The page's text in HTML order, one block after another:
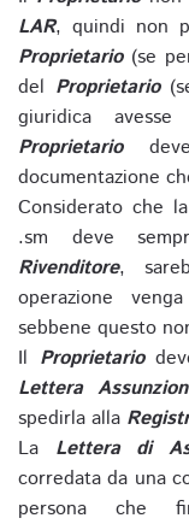
LAR, quindi non
Proprietario(se
del Proprietario
giuridica
Proprietario
documentazione
Considerato che
.sm deve
Rivenditore,
operazione
sebbene questo
Il Proprietario
Lettera
spedirla alla
La Lettera di
corredata da una
persona che